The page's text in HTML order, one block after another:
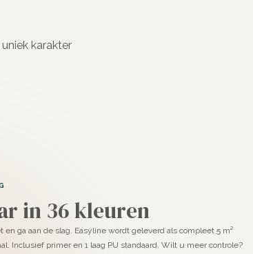
in 36 kleuren
ga aan de slag. Easyline wordt geleverd als compleet 5 m²
Inclusief primer en 1 laag PU standaard. Wilt u meer controle?